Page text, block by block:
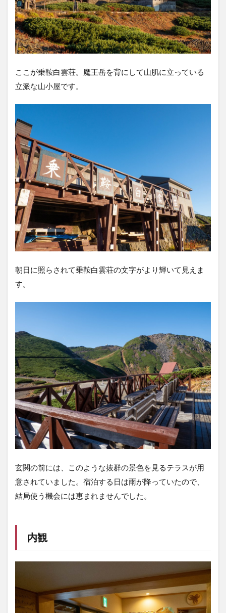
ここが乗鞍白雲荘。魔王岳を背にして山肌に立っている
立派な山小屋です。
朝日に照らされて乗鞍白雲荘の文字がより輝いて見えま
す。
玄関の前には、このような抜群の景色を見るテラスが用
意されていました。宿泊する日は雨が降っていたので、
結局使う機会には恵まれませんでした。
内観